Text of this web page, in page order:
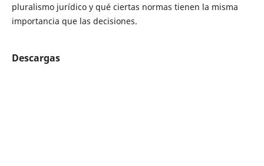
pluralismo jurídico y qué ciertas normas tienen la misma
importancia que las decisiones.
Descargas